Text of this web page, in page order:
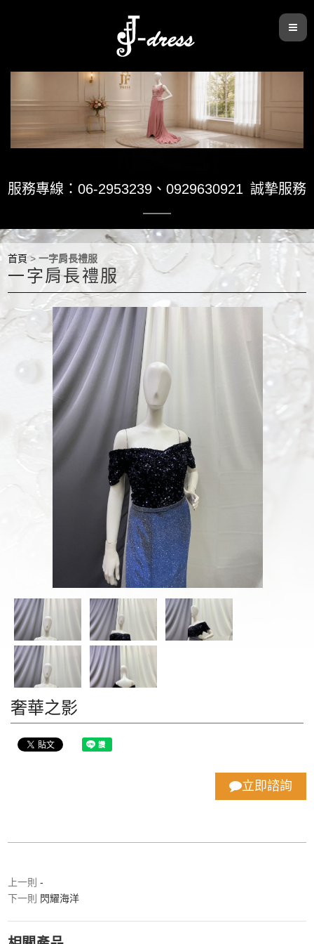
服務專線：06-2953239 、 0929630921 誠摯服務
首頁>一字肩長禮服
一字肩長禮服
奢華之影
立即諮詢
上一則-
下一則
閃耀海洋